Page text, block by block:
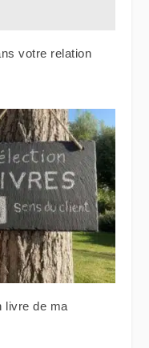
votre relation
livre de ma